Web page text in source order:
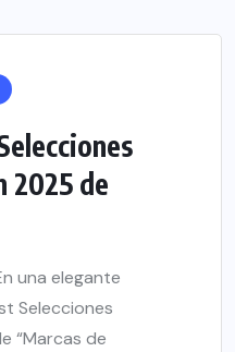
2025 de
una elegante
Selecciones
“Marcas de